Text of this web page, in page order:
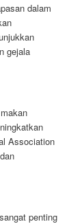
dalam
gejala
Association
penting